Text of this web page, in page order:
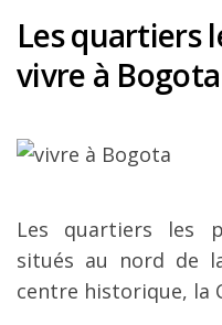
Les quartiers
vivre à Bogota
Les quartiers les
situés au nord de
centre historique, la